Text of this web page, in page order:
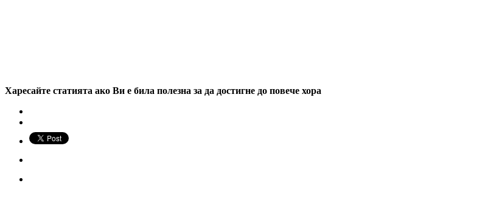
Харесайте статията ако Ви е била полезна за да достигне до повече хора